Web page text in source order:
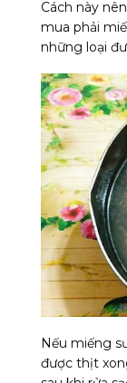
Cách này
mua phải
những loại
Nếu miếng
được thịt